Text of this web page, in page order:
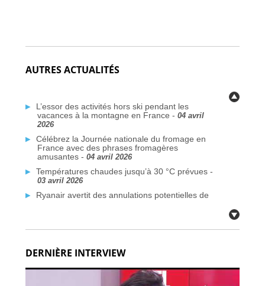
AUTRES ACTUALITÉS
L’essor des activités hors ski pendant les
vacances à la montagne en France - 04 avril
2026
Célébrez la Journée nationale du fromage en
France avec des phrases fromagères
amusantes - 04 avril 2026
Températures chaudes jusqu’à 30 °C prévues -
03 avril 2026
Ryanair avertit des annulations potentielles de
Plus de traversées Dunkerque–Rosslare
Des communes françaises face à la crise de
Citoyens britanniques à double nationalité :
défis de voyage face aux nouvelles règles de
DERNIÈRE INTERVIEW